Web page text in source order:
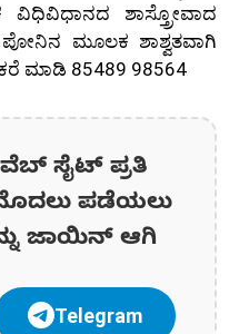
ಶಾಸ್ತ್ರೋವಾದ
ಮೂಲಕ ಶಾಶ್ವತವಾಗಿ
ಮಾಡಿ 85489 98564
ಸೈಟ್ ಪ್ರತಿ
ಪಡೆಯಲು
ಜಾಯಿನ್ ಆಗಿ
Telegram